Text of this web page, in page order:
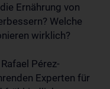
Ernährung von
Welche
wirklich?
Pérez-
Experten für